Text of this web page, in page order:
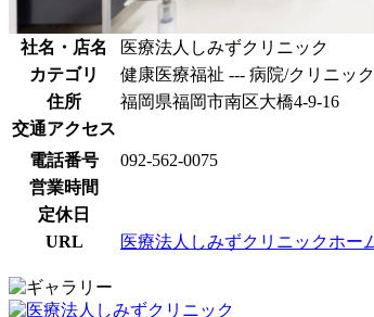
社名・店名
医療法人しみずクリニック
カテゴリ
健康医療福祉 --- 病院/クリニック
住所
福岡県福岡市南区大橋4-9-16
交通アクセス
電話番号
092-562-0075
営業時間
定休日
URL
医療法人しみずクリニックホー